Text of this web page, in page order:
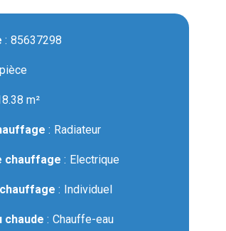
85637298
m²
Radiateur
chauffage Electrique
Individuel
chaude Chauffe-eau